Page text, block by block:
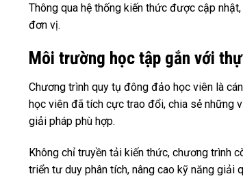
Thông qua hệ thống kiến thức được cập
đơn vị.
Môi trường học tập gắn với
Chương trình quy tụ đông đảo học viên là
học viên đã tích cực trao đổi, chia sẻ những
giải pháp phù hợp.
Không chỉ truyền tải kiến thức, chương trình
triển tư duy phân tích, nâng cao kỹ năng giải